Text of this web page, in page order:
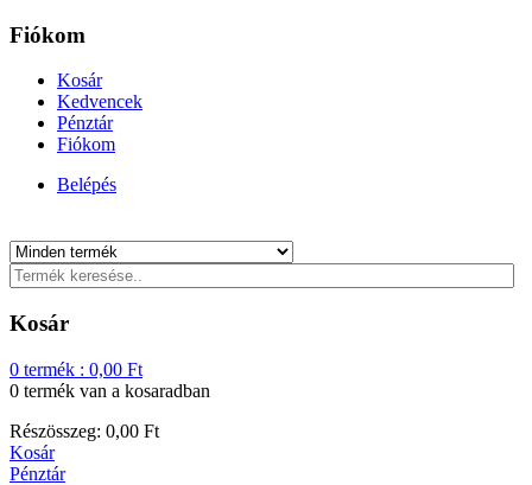
Fiókom
Kosár
Kedvencek
Pénztár
Fiókom
Belépés
Kosár
0 termék : 0,00 Ft
0 termék van a kosaradban
Részösszeg: 0,00 Ft
Kosár
Pénztár